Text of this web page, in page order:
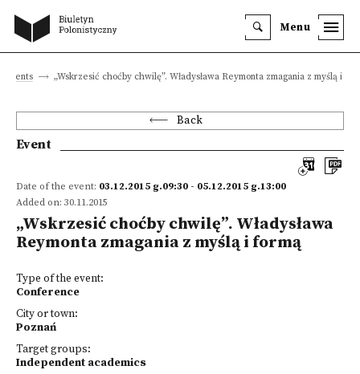
Menu
Events „Wskrzesić choćby chwilę”. Władysława Reymonta zmagania z myślą i
Back
Event
Date of the event: 03.12.2015 g.09:30 - 05.12.2015 g.13:00
Added on: 30.11.2015
„Wskrzesić choćby chwilę”. Władysława
Reymonta zmagania z myślą i formą
Type of the event:
Conference
City or town:
Poznań
Target groups:
Independent academics